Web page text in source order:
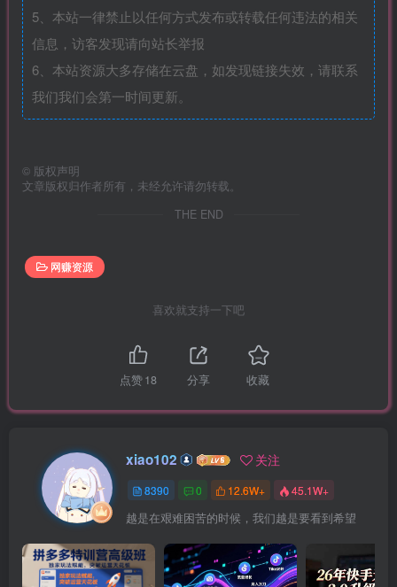
5、本站一律禁止以任何方式发布或转载任何违法的相关
信息，访客发现请向站长举报
6、本站资源大多存储在云盘，如发现链接失效，请联系
我们我们会第一时间更新。
© 版权声明
文章版权归作者所有，未经允许请勿转载。
THE END
网赚资源
喜欢就支持一下吧
点赞18 分享 收藏
xiao102 关注
8390 0 12.6W+ 45.1W+
越是在艰难困苦的时候，我们越是要看到希望